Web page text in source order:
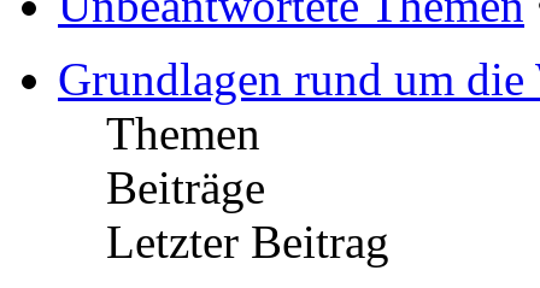
Grundlagen rund um
Themen
Beiträge
Letzter Beitrag